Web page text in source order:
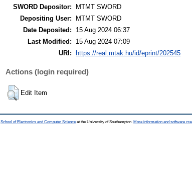
SWORD Depositor:
MTMT SWORD
Depositing User:
MTMT SWORD
Date Deposited:
15 Aug 2024 06:37
Last Modified:
15 Aug 2024 07:09
URI:
https://real.mtak.hu/id/eprint/202545
Actions (login required)
Edit Item
School of Electronics and Computer Science at the University of Southampton. More information and software